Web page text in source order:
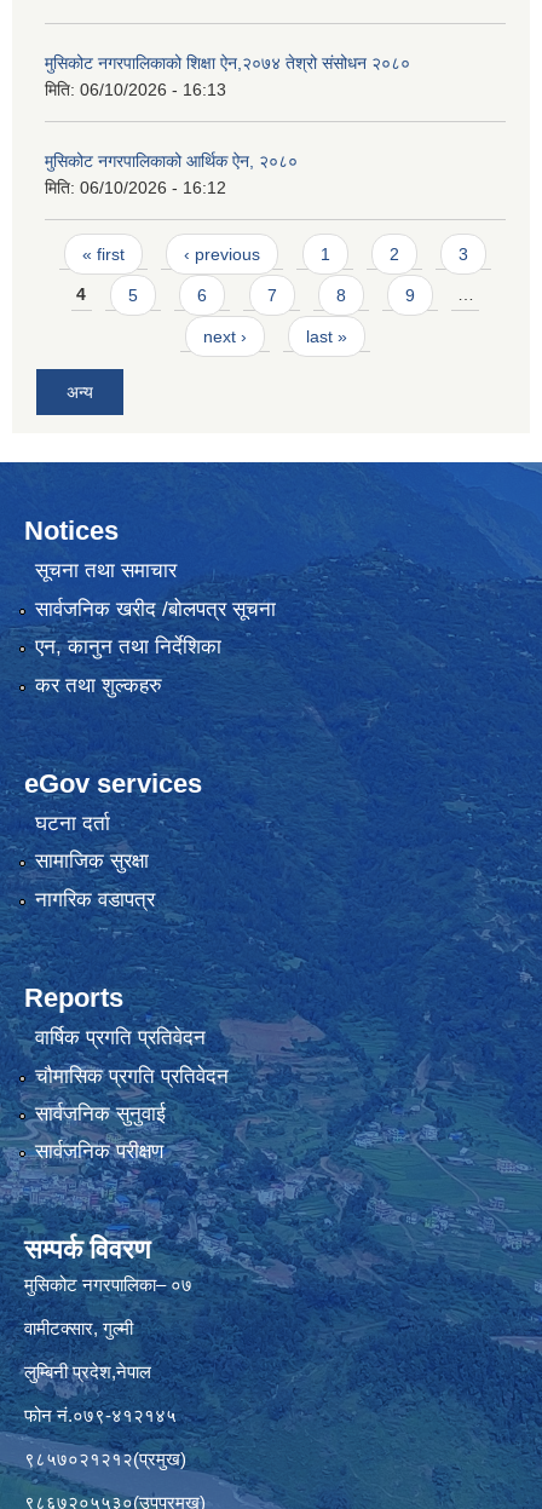
मुसिकोट नगरपालिकाको शिक्षा ऐन,२०७४ तेश्रो संसोधन २०८०
मिति: 06/10/2026 - 16:13
मुसिकोट नगरपालिकाको आर्थिक ऐन, २०८०
मिति: 06/10/2026 - 16:12
Pages
« first ‹ previous 1 2 3
4 5 6 7 8 9 …
next › last »
अन्य
Notices
सूचना तथा समाचार
सार्वजनिक खरीद /बोलपत्र सूचना
एन, कानुन तथा निर्देशिका
कर तथा शुल्कहरु
eGov services
घटना दर्ता
सामाजिक सुरक्षा
नागरिक वडापत्र
Reports
वार्षिक प्रगति प्रतिवेदन
चौमासिक प्रगति प्रतिवेदन
सार्वजनिक सुनुवाई
सार्वजनिक परीक्षण
सम्पर्क विवरण
मुसिकोट नगरपालिका– ०७
वामीटक्सार, गुल्मी
लुम्बिनी प्रदेश,नेपाल
फोन नं.०७९-४१२१४५
९८५७०२१२१२(प्रमुख)
९८६७२०५५३०(उपप्रमुख)